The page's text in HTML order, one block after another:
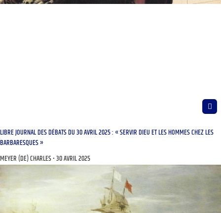
LIBRE JOURNAL DES DÉBATS DU 30 AVRIL 2025 : « SERVIR DIEU ET LES HOMMES CHEZ LES
BARBARESQUES »
MEYER (DE) CHARLES 30 AVRIL 2025